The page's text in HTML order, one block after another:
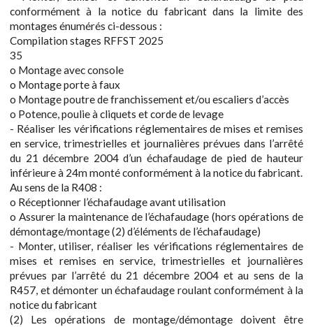
conformément à la notice du fabricant dans la limite des
montages énumérés ci-dessous :
Compilation stages RFFST 2025
35
o Montage avec console
o Montage porte à faux
o Montage poutre de franchissement et/ou escaliers d’accès
o Potence, poulie à cliquets et corde de levage
- Réaliser les vérifications réglementaires de mises et remises
en service, trimestrielles et journalières prévues dans l’arrêté
du 21 décembre 2004 d’un échafaudage de pied de hauteur
inférieure à 24m monté conformément à la notice du fabricant.
Au sens de la R408 :
o Réceptionner l’échafaudage avant utilisation
o Assurer la maintenance de l’échafaudage (hors opérations de
démontage/montage (2) d’éléments de l’échafaudage)
- Monter, utiliser, réaliser les vérifications réglementaires de
mises et remises en service, trimestrielles et journalières
prévues par l’arrêté du 21 décembre 2004 et au sens de la
R457, et démonter un échafaudage roulant conformément à la
notice du fabricant
(2) Les opérations de montage/démontage doivent être